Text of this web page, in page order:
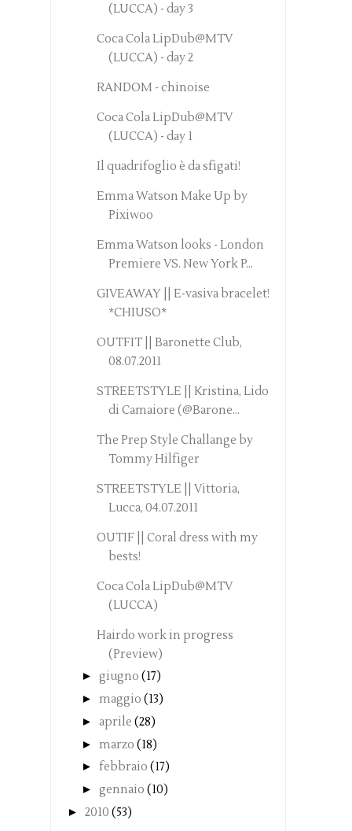
(LUCCA) - day 3
Coca Cola LipDub@MTV
(LUCCA) - day 2
RANDOM - chinoise
Coca Cola LipDub@MTV
(LUCCA) - day 1
Il quadrifoglio è da sfigati!
Emma Watson Make Up by
Pixiwoo
Emma Watson looks - London
Premiere VS. New York P...
GIVEAWAY || E-vasiva bracelet!
*CHIUSO*
OUTFIT || Baronette Club,
08.07.2011
STREETSTYLE || Kristina, Lido
di Camaiore (@Barone...
The Prep Style Challange by
Tommy Hilfiger
STREETSTYLE || Vittoria,
Lucca, 04.07.2011
OUTIF || Coral dress with my
bests!
Coca Cola LipDub@MTV
(LUCCA)
Hairdo work in progress
(Preview)
► giugno (17)
► maggio (13)
► aprile (28)
► marzo (18)
► febbraio (17)
► gennaio (10)
► 2010 (53)